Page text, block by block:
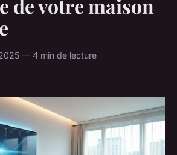
de votre maison
— 4 min de lecture